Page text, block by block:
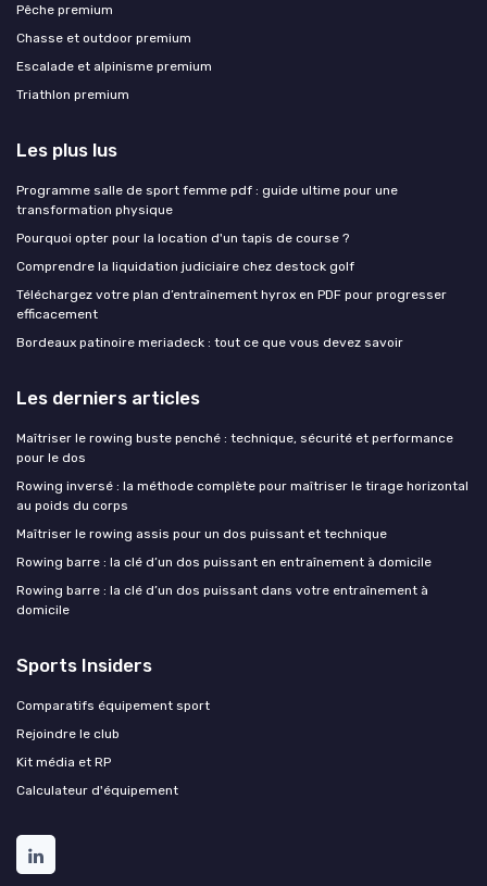
Pêche premium
Chasse et outdoor premium
Escalade et alpinisme premium
Triathlon premium
Les plus lus
Programme salle de sport femme pdf : guide ultime pour une
transformation physique
Pourquoi opter pour la location d'un tapis de course ?
Comprendre la liquidation judiciaire chez destock golf
Téléchargez votre plan d’entraînement hyrox en PDF pour progresser
efficacement
Bordeaux patinoire meriadeck : tout ce que vous devez savoir
Les derniers articles
Maîtriser le rowing buste penché : technique, sécurité et performance
pour le dos
Rowing inversé : la méthode complète pour maîtriser le tirage horizontal
au poids du corps
Maîtriser le rowing assis pour un dos puissant et technique
Rowing barre : la clé d’un dos puissant en entraînement à domicile
Rowing barre : la clé d’un dos puissant dans votre entraînement à
domicile
Sports Insiders
Comparatifs équipement sport
Rejoindre le club
Kit média et RP
Calculateur d'équipement